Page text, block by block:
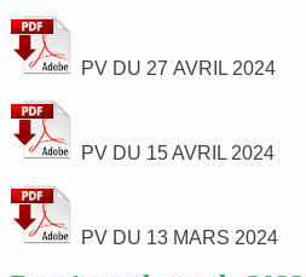
PV DU 27 AVRIL 2024
PV DU 15 AVRIL 2024
PV DU 13 MARS 2024